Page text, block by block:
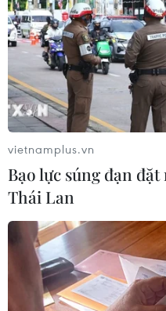
nhóm bán quân sự Các Lực
Khartoum ngày
Ngày 26/5, Jordan
đại sứ nước này tại
đã bị tấn công và phá
Jordan xác nhận vụ
Saed Radaideh và
đang ở thành phố Port
và không có thương
[Nhóm tay súng
Đại sứ quán Qatar
vietnamplus.vn
Bạo lực súng đạn
Thái Lan